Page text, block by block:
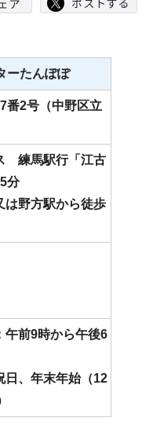
ーたんぽぽ
番2号（中野区立
練馬駅行「江古
分
は野方駅から徒歩
午前9時から午後6
日、年末年始（12